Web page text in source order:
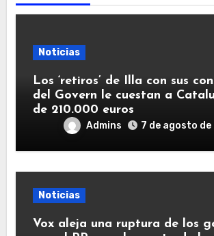
Noticias
Los ‘retiros’ de Illa con sus
del Govern le cuestan a
de 210.000 euros
Admins 7 de agosto
Noticias
Vox aleja una ruptura de los